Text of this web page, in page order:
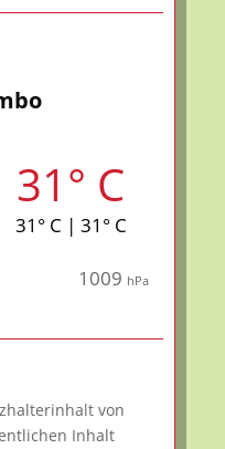
31° C
31° C | 31° C
1009 hPa
von
Inhalt